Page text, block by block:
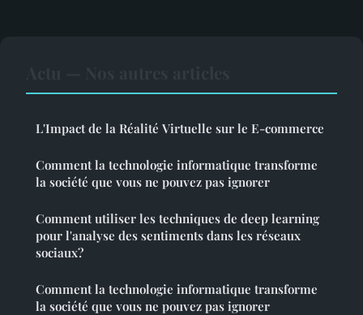
L'Impact de la Réalité Virtuelle sur le E-commerce
Comment la technologie informatique transforme
la société que vous ne pouvez pas ignorer
Comment utiliser les techniques de deep learning
pour l'analyse des sentiments dans les réseaux
sociaux?
Comment la technologie informatique transforme
la société que vous ne pouvez pas ignorer